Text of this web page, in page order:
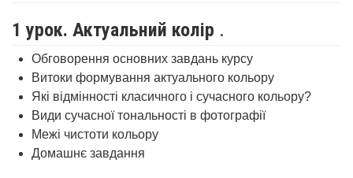
1 урок. Актуальний колір .
Обговорення основних завдань курсу
Витоки формування актуального кольору
Які відмінності класичного і сучасного кольору?
Види сучасної тональності в фотографії
Межі чистоти кольору
Домашнє завдання